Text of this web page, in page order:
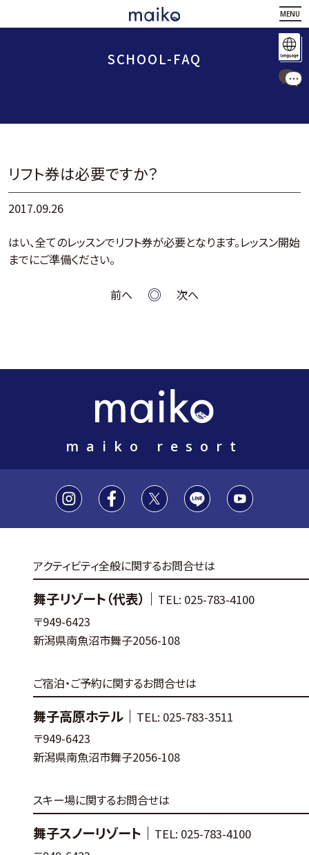
MENU
SCHOOL-FAQ
リフト券は必要ですか？
2017.09.26
はい、全てのレッスンでリフト券が必要となります。レッスン開始
までにご準備ください。
前へ 次へ
maiko resort
アクティビティ全般に関するお問合せは
舞子リゾート（代表）｜ TEL: 025-783-4100
〒949-6423
新潟県南魚沼市舞子2056-108
ご宿泊・ご予約に関するお問合せは
舞子高原ホテル｜ TEL: 025-783-3511
〒949-6423
新潟県南魚沼市舞子2056-108
スキー場に関するお問合せは
舞子スノーリゾート｜ TEL: 025-783-4100